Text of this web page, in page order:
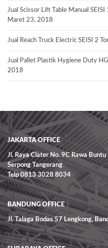
Jual Scissor Lift Table Manual
Maret 23, 2018
Jual Reach Truck Electric SEISI 2
Jual Pallet Plastik Hygiene Duty
2018
JAKARTA OFFICE
Jl. Raya Ciater No. 9C Rawa Buntu
Serpong Tangerang
Telp 0813 3028 8034
BANDUNG OFFICE
Jl. Talaga Bodas 57 Lengkong,